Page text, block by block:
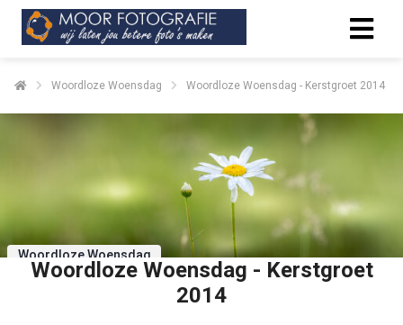
Woordloze Woensdag Woordloze Woensdag - Kerstgroet 2014
Woordloze Woensdag
Woordloze Woensdag - Kerstgroet
2014